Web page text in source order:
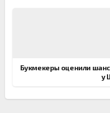
Букмекеры оценили
у